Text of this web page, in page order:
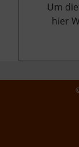
Um
hier